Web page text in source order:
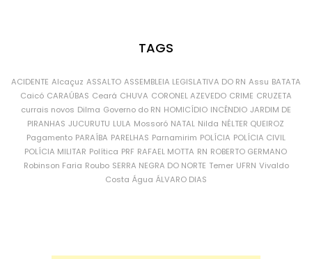
TAGS
ACIDENTE Alcaçuz ASSALTO ASSEMBLEIA LEGISLATIVA DO RN Assu BATATA
Caicó CARAÚBAS Ceará CHUVA CORONEL AZEVEDO CRIME CRUZETA
currais novos Dilma Governo do RN HOMICÍDIO INCÊNDIO JARDIM DE
PIRANHAS JUCURUTU LULA Mossoró NATAL Nilda NÉLTER QUEIROZ
Pagamento PARAÍBA PARELHAS Parnamirim POLÍCIA POLÍCIA CIVIL
POLÍCIA MILITAR Política PRF RAFAEL MOTTA RN ROBERTO GERMANO
Robinson Faria Roubo SERRA NEGRA DO NORTE Temer UFRN Vivaldo
Costa Água ÁLVARO DIAS